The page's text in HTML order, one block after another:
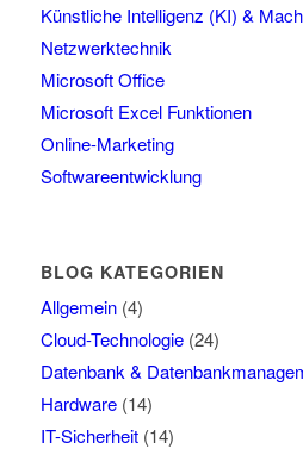
Künstliche Intelligenz (KI) &
Netzwerktechnik
Microsoft Office
Microsoft Excel Funktionen
Online-Marketing
Softwareentwicklung
BLOG KATEGORIEN
Allgemein(4)
Cloud-Technologie(24)
Datenbank &
Hardware(14)
IT-Sicherheit(14)